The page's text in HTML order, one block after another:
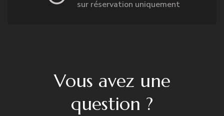
sur réservation uniquement
Vous avez une
question ?